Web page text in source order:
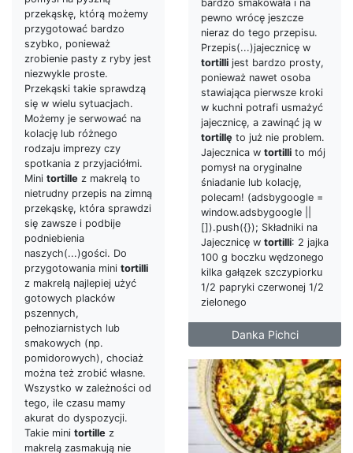
bardzo smakowała i na
pewno wrócę jeszcze
nieraz do tego przepisu.
Przepis(...)jajecznicę w
tortilli jest bardzo prosty,
ponieważ nawet osoba
stawiająca pierwsze kroki
w kuchni potrafi usmażyć
jajecznicę, a zawinąć ją w
tortillę to już nie problem.
Jajecznica w tortilli to mój
pomysł na oryginalne
śniadanie lub kolację,
polecam! (adsbygoogle =
window.adsbygoogle ||
[]).push({}); Składniki na
Jajecznicę w tortilli: 2 jajka
100 g boczku wędzonego
kilka gałązek szczypiorku
1/2 papryki czerwonej 1/2
zielonego
Danka Pichci
przekąskę, którą możemy
przygotować bardzo
szybko, ponieważ
zrobienie pasty z ryby jest
niezwykle proste.
Przekąski takie sprawdzą
się w wielu sytuacjach.
Możemy je serwować na
kolację lub różnego
rodzaju imprezy czy
spotkania z przyjaciółmi.
Mini tortille z makrelą to
nietrudny przepis na zimną
przekąskę, która sprawdzi
się zawsze i podbije
podniebienia
naszych(...)gości. Do
przygotowania mini tortilli
z makrelą najlepiej użyć
gotowych placków
pszennych,
pełnoziarnistych lub
smakowych (np.
pomidorowych), chociaż
można też zrobić własne.
Wszystko w zależności od
tego, ile czasu mamy
akurat do dyspozycji.
Takie mini tortille z
makrelą zasmakują nie